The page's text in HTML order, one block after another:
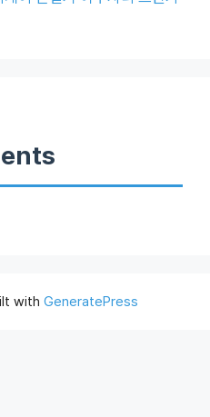
with GeneratePress